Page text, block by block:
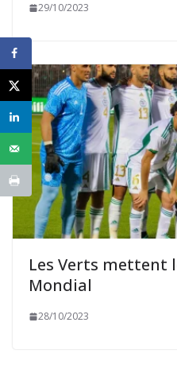
29/10/2023
Les Verts mettent
Mondial
28/10/2023